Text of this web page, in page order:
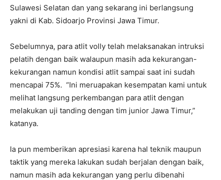
Sulawesi Selatan dan yang sekarang ini berlangsung
yakni di Kab. Sidoarjo Provinsi Jawa Timur.
Sebelumnya, para atlit volly telah melaksanakan intruksi
pelatih dengan baik walaupun masih ada kekurangan-
kekurangan namun kondisi atlit sampai saat ini sudah
mencapai 75%. “Ini meruapakan kesempatan kami untuk
melihat langsung perkembangan para atlit dengan
melakukan uji tanding dengan tim junior Jawa Timur,”
katanya.
Ia pun memberikan apresiasi karena hal teknik maupun
taktik yang mereka lakukan sudah berjalan dengan baik,
namun masih ada kekurangan yang perlu dibenahi